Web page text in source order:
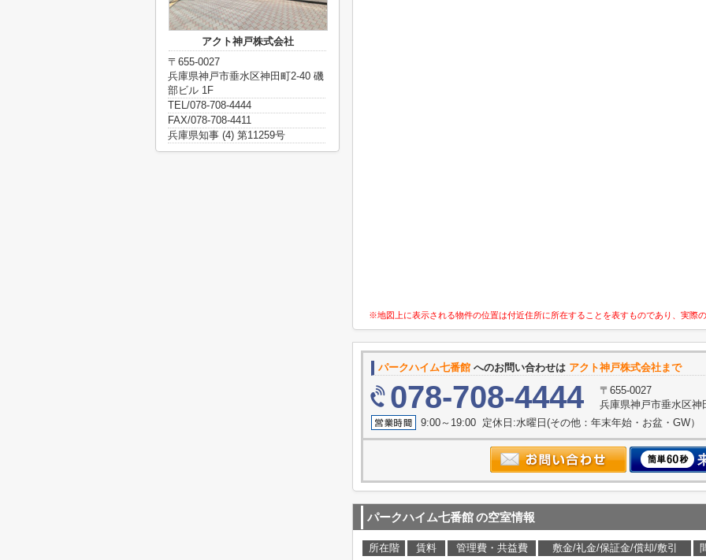
※地図上に表示される物件の位置は付近住所に所在することを表すものであり、実際
パークハイム七番館 へのお問い合わせは アクト神戸株式会社まで
078-708-4444
〒655-0027
兵庫県神戸市垂水区神
9:00～19:00 定休日:水曜日(その他：年末年始・お盆・GW）
パークハイム七番館の空室情報
所在階 賃料 管理費・共益費 敷金/礼金/保証金/償却/敷引
アクト神戸株式会社
〒655-0027
兵庫県神戸市垂水区神田町2-40 磯
部ビル 1F
TEL/078-708-4444
FAX/078-708-4411
兵庫県知事 (4) 第11259号